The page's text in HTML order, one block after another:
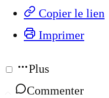
Copier le lien
Imprimer
Plus
Commenter